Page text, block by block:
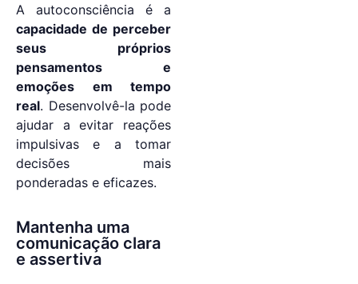
A autoconsciência é a
capacidade de perceber
seus próprios
pensamentos e
emoções em tempo
real. Desenvolvê-la pode
ajudar a evitar reações
impulsivas e a tomar
decisões mais
ponderadas e eficazes.
Mantenha uma
comunicação clara
e assertiva